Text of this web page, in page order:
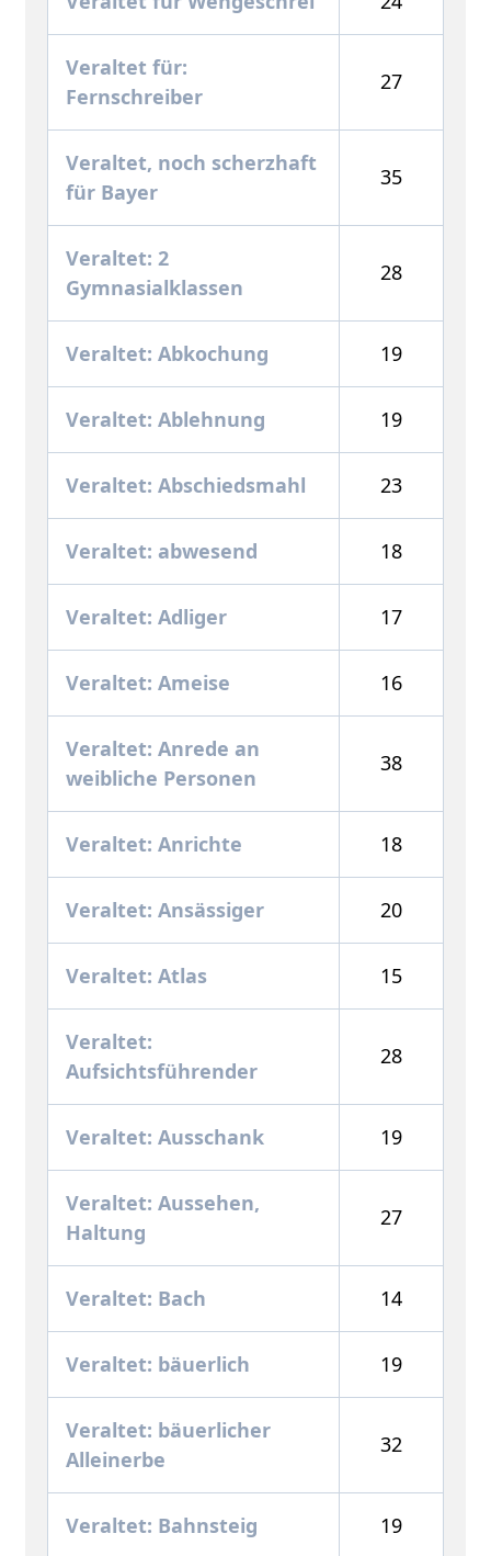
Veraltet für:
Fernschreiber
27
Veraltet, noch scherzhaft
für Bayer
35
Veraltet: 2
Gymnasialklassen
28
Veraltet: Abkochung 19
Veraltet: Ablehnung 19
Veraltet: Abschiedsmahl 23
Veraltet: abwesend 18
Veraltet: Adliger 17
Veraltet: Ameise 16
Veraltet: Anrede an
weibliche Personen
38
Veraltet: Anrichte 18
Veraltet: Ansässiger 20
Veraltet: Atlas 15
Veraltet:
Aufsichtsführender
28
Veraltet: Ausschank 19
Veraltet: Aussehen,
Haltung
27
Veraltet: Bach 14
Veraltet: bäuerlich 19
Veraltet: bäuerlicher
Alleinerbe
32
Veraltet: Bahnsteig 19